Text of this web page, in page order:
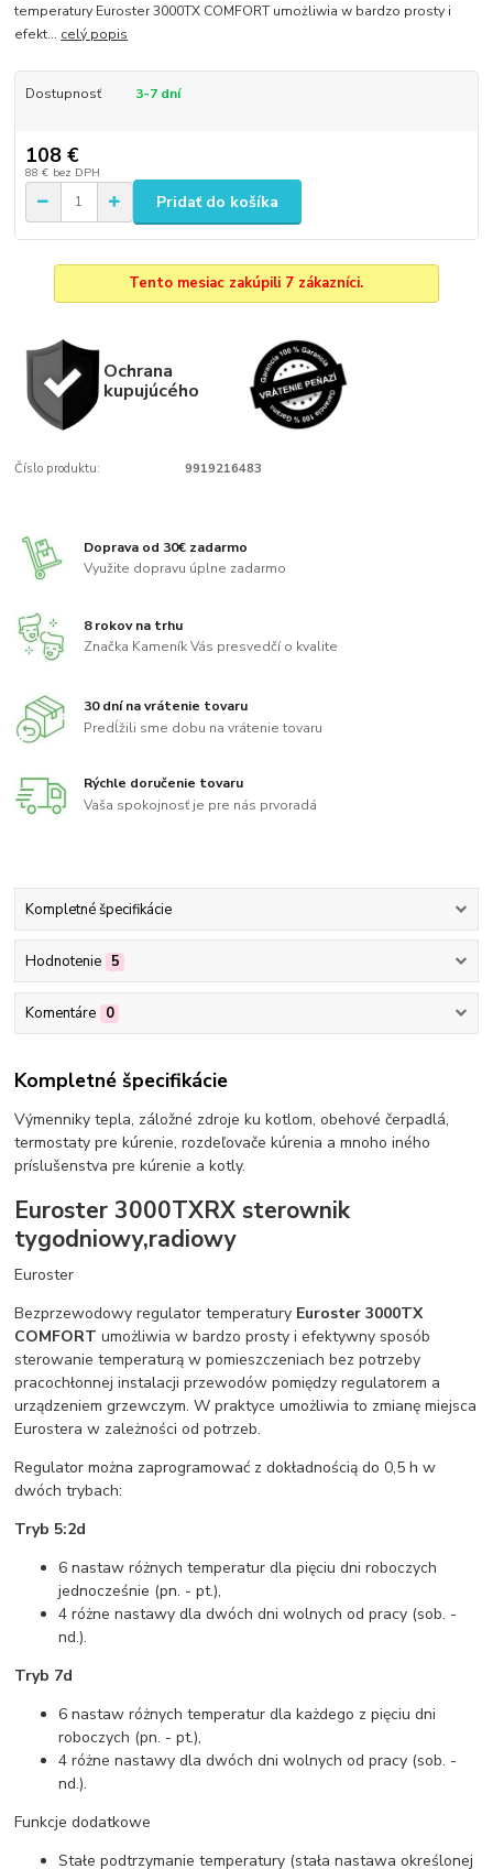
temperatury Euroster 3000TX COMFORT umożliwia w bardzo prosty i
efekt... celý popis
Dostupnosť 3-7 dní
108 €
88 € bez DPH
Pridať do košíka
Tento mesiac zakúpili 7 zákazníci.
Ochrana
kupujúcého
Číslo produktu: 9919216483
Doprava od 30€ zadarmo
Využite dopravu úplne zadarmo
8 rokov na trhu
Značka Kameník Vás presvedčí o kvalite
30 dní na vrátenie tovaru
Predĺžili sme dobu na vrátenie tovaru
Rýchle doručenie tovaru
Vaša spokojnosť je pre nás prvoradá
Kompletné špecifikácie
Hodnotenie 5
Komentáre 0
Kompletné špecifikácie
Výmenniky tepla, záložné zdroje ku kotlom, obehové čerpadlá,
termostaty pre kúrenie, rozdeľovače kúrenia a mnoho iného
príslušenstva pre kúrenie a kotly.
Euroster 3000TXRX sterownik
tygodniowy,radiowy
Euroster
Bezprzewodowy regulator temperatury Euroster 3000TX
COMFORT umożliwia w bardzo prosty i efektywny sposób
sterowanie temperaturą w pomieszczeniach bez potrzeby
pracochłonnej instalacji przewodów pomiędzy regulatorem a
urządzeniem grzewczym. W praktyce umożliwia to zmianę miejsca
Eurostera w zależności od potrzeb.
Regulator można zaprogramować z dokładnością do 0,5 h w
dwóch trybach:
Tryb 5:2d
6 nastaw różnych temperatur dla pięciu dni roboczych
jednocześnie (pn. - pt.),
4 różne nastawy dla dwóch dni wolnych od pracy (sob. -
nd.).
Tryb 7d
6 nastaw różnych temperatur dla każdego z pięciu dni
roboczych (pn. - pt.),
4 różne nastawy dla dwóch dni wolnych od pracy (sob. -
nd.).
Funkcje dodatkowe
Stałe podtrzymanie temperatury (stała nastawa określonej